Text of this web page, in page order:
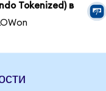
Tokenized) в